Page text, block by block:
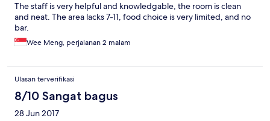
The staff is very helpful and knowledgable, the room is clean
and neat. The area lacks 7-11, food choice is very limited, and no
bar.
Wee Meng, perjalanan 2 malam
Ulasan terverifikasi
8/10 Sangat bagus
28 Jun 2017